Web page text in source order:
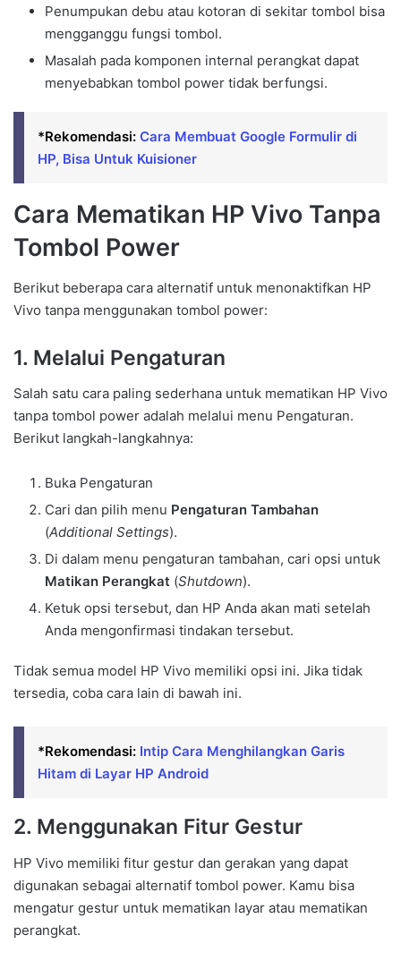
Penumpukan debu atau kotoran di sekitar tombol bisa
mengganggu fungsi tombol.
Masalah pada komponen internal perangkat dapat
menyebabkan tombol power tidak berfungsi.
*Rekomendasi: Cara Membuat Google Formulir di
HP, Bisa Untuk Kuisioner
Cara Mematikan HP Vivo Tanpa
Tombol Power
Berikut beberapa cara alternatif untuk menonaktifkan HP
Vivo tanpa menggunakan tombol power:
1. Melalui Pengaturan
Salah satu cara paling sederhana untuk mematikan HP Vivo
tanpa tombol power adalah melalui menu Pengaturan.
Berikut langkah-langkahnya:
Buka Pengaturan
Cari dan pilih menu Pengaturan Tambahan
(Additional Settings).
Di dalam menu pengaturan tambahan, cari opsi untuk
Matikan Perangkat (Shutdown).
Ketuk opsi tersebut, dan HP Anda akan mati setelah
Anda mengonfirmasi tindakan tersebut.
Tidak semua model HP Vivo memiliki opsi ini. Jika tidak
tersedia, coba cara lain di bawah ini.
*Rekomendasi: Intip Cara Menghilangkan Garis
Hitam di Layar HP Android
2. Menggunakan Fitur Gestur
HP Vivo memiliki fitur gestur dan gerakan yang dapat
digunakan sebagai alternatif tombol power. Kamu bisa
mengatur gestur untuk mematikan layar atau mematikan
perangkat.